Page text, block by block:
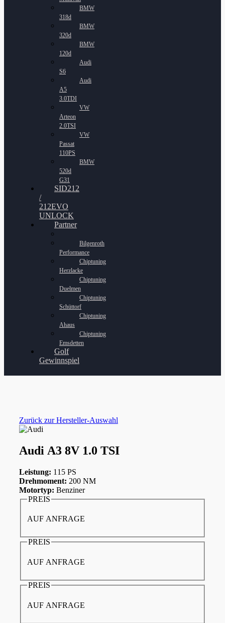
BMW
318d
BMW
320d
BMW
120d
Audi
S6
Audi
A5
3.0TDI
VW
Arteon
2.0TSI
VW
Passat
110PS
BMW
520d
G31
SID212
/
212EVO
UNLOCK
Partner
Bilgenroth
Performance
Chiptuning
Herzlacke
Chiptuning
Duelmen
Chiptuning
Schüttorf
Chiptuning
Ahaus
Chiptuning
Emsdetten
Golf
Gewinnspiel
Zurück zur Hersteller-Auswahl
Audi A3 8V 1.0 TSI
Leistung: 115 PS
Drehmoment: 200 NM
Motortyp: Benziner
PREIS
AUF ANFRAGE
PREIS
AUF ANFRAGE
PREIS
AUF ANFRAGE